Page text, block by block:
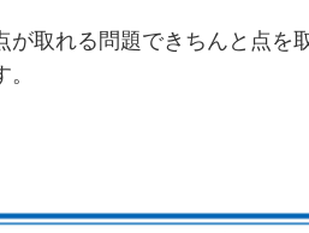
が取れる問題できちんと点を